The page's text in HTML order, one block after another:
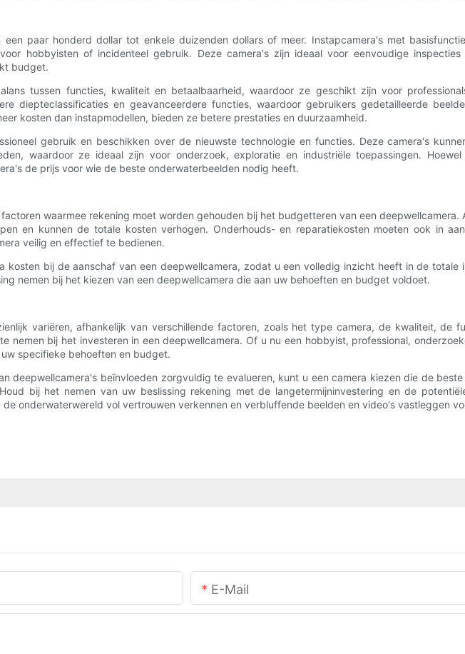
paar honderd dollar tot enkele duizenden dollars of meer. Instapcamera's met
hobbyisten of incidenteel gebruik. Deze camera's zijn ideaal voor eenvoudige
budget.
tussen functies, kwaliteit en betaalbaarheid, waardoor ze geschikt zijn voor
diepteclassificaties en geavanceerdere functies, waardoor gebruikers gedetailleerde
kosten dan instapmodellen, bieden ze betere prestaties en duurzaamheid.
gebruik en beschikken over de nieuwste technologie en functies. Deze camera's
waardoor ze ideaal zijn voor onderzoek, exploratie en industriële toepassingen.
de prijs voor wie de beste onderwaterbeelden nodig heeft.
waarmee rekening moet worden gehouden bij het budgetteren van een deepwellcamera.
en kunnen de totale kosten verhogen. Onderhouds- en reparatiekosten moeten ook in
veilig en effectief te bedienen.
kosten bij de aanschaf van een deepwellcamera, zodat u een volledig inzicht heeft in de totale
nemen bij het kiezen van een deepwellcamera die aan uw behoeften en budget voldoet.
variëren, afhankelijk van verschillende factoren, zoals het type camera, de kwaliteit, de
nemen bij het investeren in een deepwellcamera. Of u nu een hobbyist, professional,
specifieke behoeften en budget.
deepwellcamera's beïnvloeden zorgvuldig te evalueren, kunt u een camera kiezen die de
bij het nemen van uw beslissing rekening met de langetermijninvestering en de
onderwaterwereld vol vertrouwen verkennen en verbluffende beelden en video's vastleggen
E-Mail